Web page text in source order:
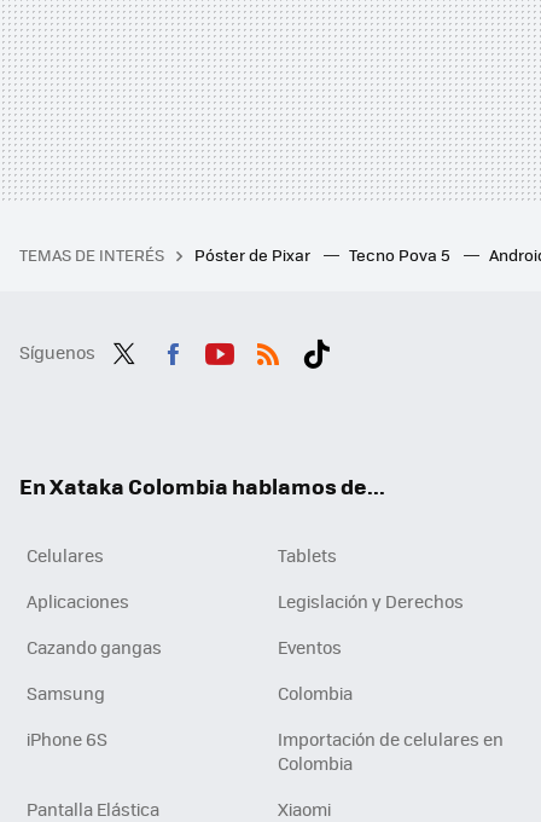
TEMAS DE INTERÉS Póster de Pixar Tecno Pova 5
Síguenos
En Xataka Colombia hablamos de...
Celulares
Tablets
Aplicaciones
Legislación y Derechos
Cazando gangas
Eventos
Samsung
Colombia
iPhone 6S
Importación de celulares en
Colombia
Pantalla Elástica
Xiaomi